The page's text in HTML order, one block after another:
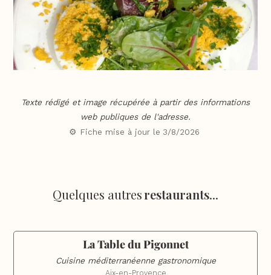
Texte rédigé et image récupérée à partir des informations
web publiques de l'adresse.
⚙️ Fiche mise à jour le 3/8/2026
Quelques autresrestaurants...
La Table du Pigonnet
Cuisine méditerranéenne gastronomique
Aix-en-Provence